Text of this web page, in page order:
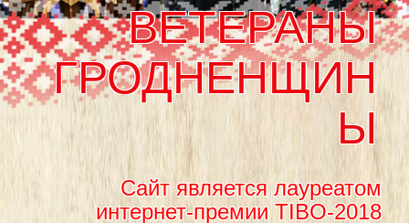
ВЕТЕРАНЫ
ГРОДНЕНЩИН
Ы
Сайт является лауреатом
интернет-премии TIBO-2018